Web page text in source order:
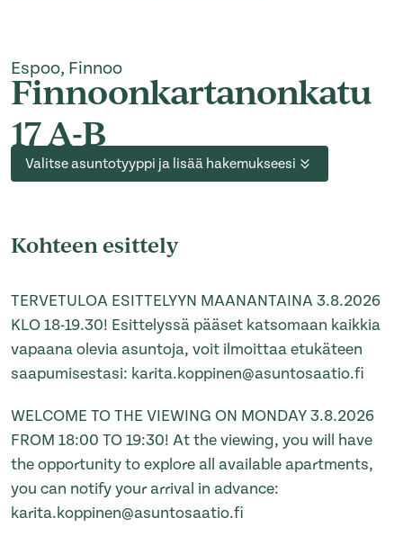
Espoo, Finnoo
Finnoonkartanonkatu
17 A-B
Valitse asuntotyyppi ja lisää hakemukseesi
Kohteen esittely
TERVETULOA ESITTELYYN MAANANTAINA 3.8.2026
KLO 18-19.30! Esittelyssä pääset katsomaan kaikkia
vapaana olevia asuntoja, voit ilmoittaa etukäteen
saapumisestasi: karita.koppinen@asuntosaatio.fi
WELCOME TO THE VIEWING ON MONDAY 3.8.2026
FROM 18:00 TO 19:30! At the viewing, you will have
the opportunity to explore all available apartments,
you can notify your arrival in advance:
karita.koppinen@asuntosaatio.fi